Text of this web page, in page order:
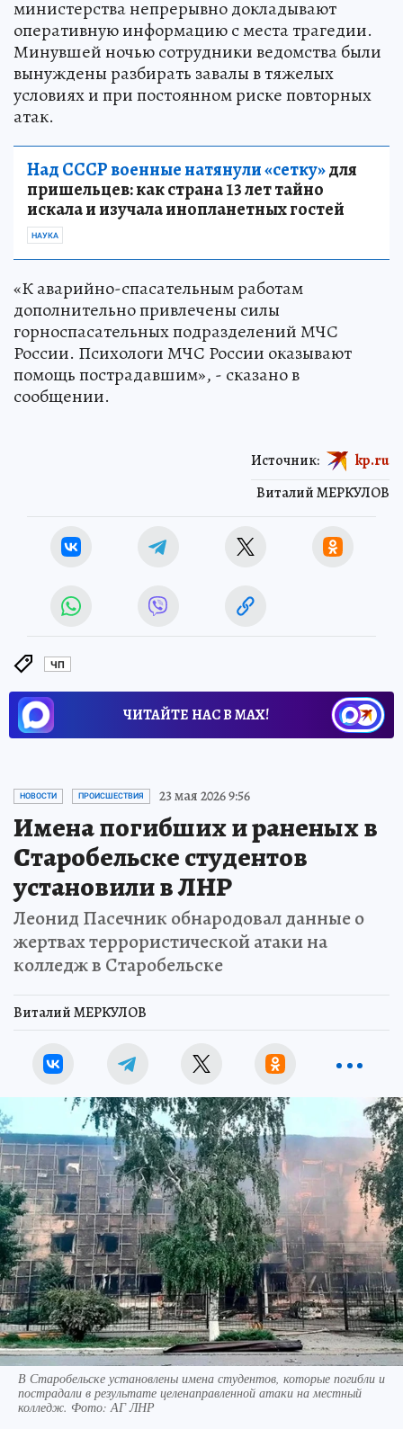
министерства непрерывно докладывают
оперативную информацию с места трагедии.
Минувшей ночью сотрудники ведомства были
вынуждены разбирать завалы в тяжелых
условиях и при постоянном риске повторных
атак.
Над СССР военные натянули «сетку»для
пришельцев: как страна 13 лет тайно
искала и изучала инопланетных гостей
НАУКА
«К аварийно-спасательным работам
дополнительно привлечены силы
горноспасательных подразделений МЧС
России. Психологи МЧС России оказывают
помощь пострадавшим», - сказано в
сообщении.
Виталий МЕРКУЛОВ
Источник: kp.ru
ЧП
ЧИТАЙТЕ НАС В МАХ!
НОВОСТИ ПРОИСШЕСТВИЯ 23 мая 2026 9:56
Имена погибших и раненых в
Старобельске студентов
установили в ЛНР
Леонид Пасечник обнародовал данные о
жертвах террористической атаки на
колледж в Старобельске
Виталий МЕРКУЛОВ
В Старобельске установлены имена студентов, которые погибли и
пострадали в результате целенаправленной атаки на местный
колледж. Фото: АГ ЛНР